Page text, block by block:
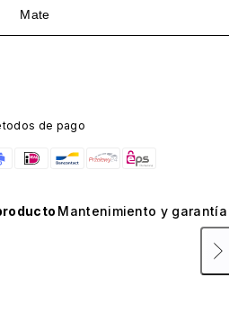
Mate
de pago
Mantenimiento y garantía